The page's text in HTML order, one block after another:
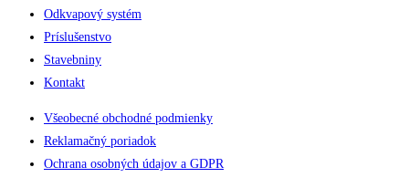
Odkvapový systém
Príslušenstvo
Stavebniny
Kontakt
Všeobecné obchodné podmienky
Reklamačný poriadok
Ochrana osobných údajov a GDPR